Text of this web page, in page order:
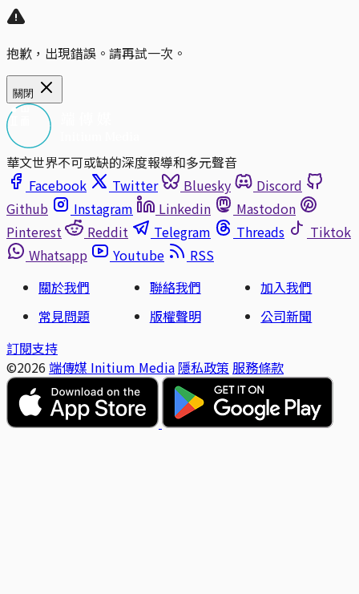
抱歉，出現錯誤。請再試一次。
關閉
華文世界不可或缺的深度報導和多元聲音
Facebook
Twitter Bluesky
Discord
Github
Instagram Linkedin
Mastodon
Pinterest
Reddit Telegram Threads
Tiktok
Whatsapp
Youtube
RSS
關於我們
聯絡我們
加入我們
常見問題
版權聲明
公司新聞
訂閱支持
©2026 端傳媒 Initium Media 隱私政策 服務條款